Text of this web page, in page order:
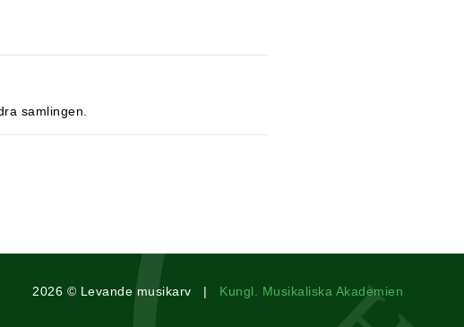
samlingen.
2026 © Levande musikarv | Kungl. Musikaliska Akademien